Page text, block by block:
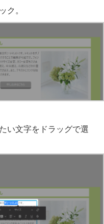
ク。
い文字をドラッグで選